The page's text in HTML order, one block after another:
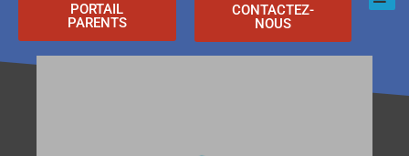
PORTAIL
PARENTS
CONTACTEZ-
NOUS